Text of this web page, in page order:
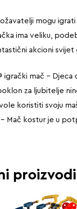
mogu
ima veliku,
akcioni
igrački mač –
za ljubitelje
koristiti svoju
– Mač kostur je u
proizvodi